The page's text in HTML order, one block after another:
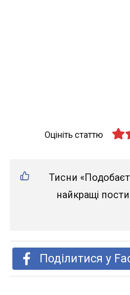
Оцініть статтю
Тисни
найкращі
Поділитися у